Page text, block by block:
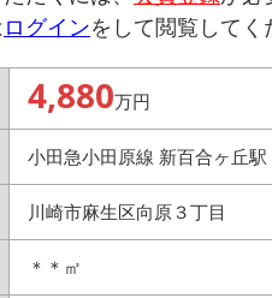
ログインをして閲覧してく
4,880万円
小田急小田原線 新百合ヶ丘
川崎市麻生区向原３丁目
＊＊㎡